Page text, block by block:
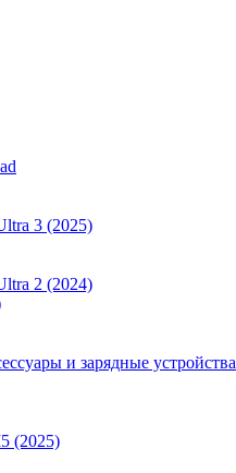
3 (2025)
2 (2024)
и зарядные устройства
(2025)